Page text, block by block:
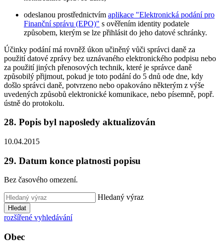
odeslanou prostřednictvím aplikace "Elektronická podání pro
Finanční správu (EPO)" s ověřením identity podatele
způsobem, kterým se lze přihlásit do jeho datové schránky.
Účinky podání má rovněž úkon učiněný vůči správci daně za
použití datové zprávy bez uznávaného elektronického podpisu nebo
za použití jiných přenosových technik, které je správce daně
způsobilý přijmout, pokud je toto podání do 5 dnů ode dne, kdy
došlo správci daně, potvrzeno nebo opakováno některým z výše
uvedených způsobů elektronické komunikace, nebo písemně, popř.
ústně do protokolu.
28. Popis byl naposledy aktualizován
10.04.2015
29. Datum konce platnosti popisu
Bez časového omezení.
Hledaný výraz
Hledat
rozšířené vyhledávání
Obec